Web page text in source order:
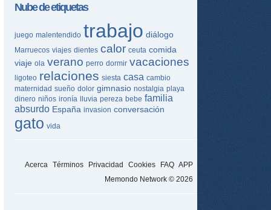
Nube de etiquetas
juego malentendido trabajo diálogo
Marruecos viajes dientes calor ceuta comida
viaje ola verano perro dormir vacaciones
ligoteo relaciones siesta casa cambio
maternidad sueño dolor gimnasio nostalgia playa
dinero niños ironía lluvia pereza bebe familia
absurdo España invasion conversación
gato vida
Acerca Términos Privacidad Cookies FAQ APP
Memondo Network © 2026